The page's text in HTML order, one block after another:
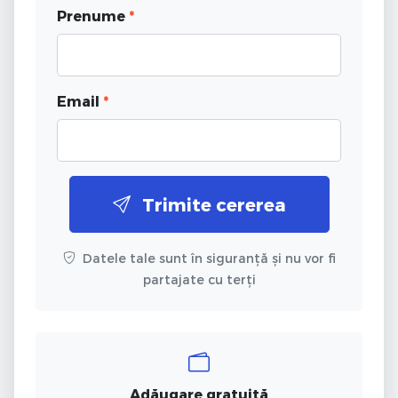
Prenume *
Email *
Trimite cererea
Datele tale sunt în siguranță și nu vor fi
partajate cu terți
Adăugare gratuită